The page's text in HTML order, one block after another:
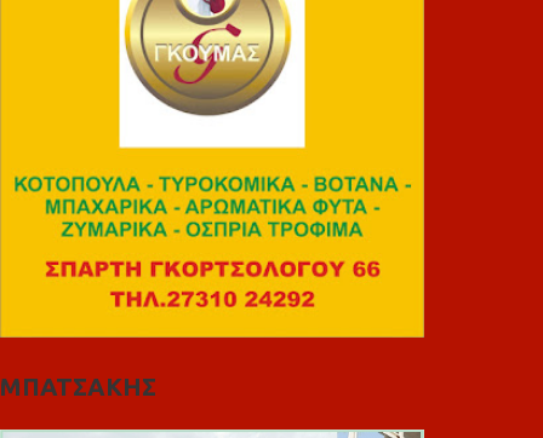
ΜΠΑΤΣΑΚΗΣ